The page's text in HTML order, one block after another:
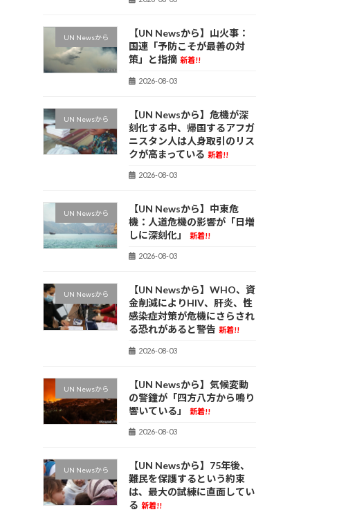
UN Newsから
【UN Newsから】山火事：
国連「予防こそが最善の対
策」と指摘 新着!!
2026-08-03
UN Newsから
【UN Newsから】危機が深
刻化する中、帰国するアフガ
ニスタン人は人身取引のリス
クが高まっている 新着!!
2026-08-03
UN Newsから
【UN Newsから】中東危
機：人道危機の影響が「日増
しに深刻化」
新着!!
2026-08-03
UN Newsから
【UN Newsから】WHO、資
金削減によりHIV、肝炎、性
感染症対策が危機にさらされ
る恐れがあると警告 新着!!
2026-08-03
UN Newsから
【UN Newsから】気候変動
の警鐘が「四方八方から鳴り
響いている」
新着!!
2026-08-03
UN Newsから
【UN Newsから】75年後、
難民を保護するという約束
は、最大の試練に直面してい
る 新着!!